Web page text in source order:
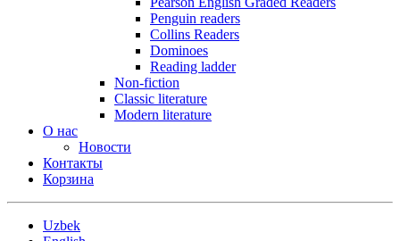
Penguin readers
Collins Readers
Dominoes
Reading ladder
Non-fiction
Classic literature
Modern literature
О нас
Новости
Контакты
Корзина
Uzbek